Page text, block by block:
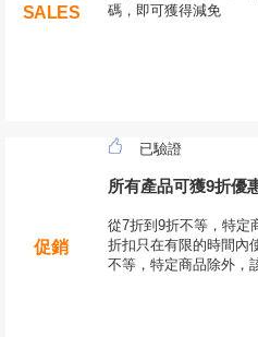
SALES
碼，即可獲得減免
促銷
已驗證
所有產品可獲9折優
從7折到9折不等，特定
折扣只在有限的時間內
不等，特定商品除外，